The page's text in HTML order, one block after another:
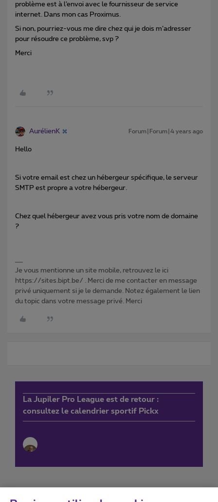
problème est à l’envoi avec le fournisseur de service
internet. Dans mon cas Proximus.
Si non, pourriez-vous me dire chez qui je dois m’adresser
pour résoudre ce problème, svp ?
Merci
AurélienK Forum|Forum|4 years ago
Hello
Si votre email est chez un hébergeur spécifique, le serveur
SMTP est propre a votre hébergeur.
Chez quel hébergeur avez vous pris votre nom de domaine
?
Je vous mentionne un site mobile, retrouvez le ici
https://sites.bipt.be/ . Merci de me contacter en message
privé uniquement si je le demande. Notez également le lien
du topic dans votre message privé. Merci
La Jupiler Pro League est de retour :
consultez le calendrier sportif Pickx